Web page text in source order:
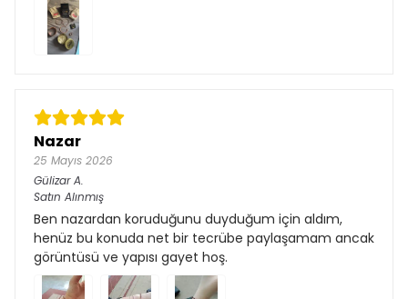
Nazar
25 Mayıs 2026
Gülizar A.
Satın Alınmış
Ben nazardan koruduğunu duyduğum için aldım,
henüz bu konuda net bir tecrübe paylaşamam ancak
görüntüsü ve yapısı gayet hoş.